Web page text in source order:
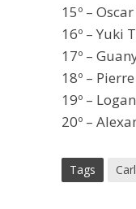
15º –
16º – Yuki
17º –
18º –
19º –
20º –
Tags